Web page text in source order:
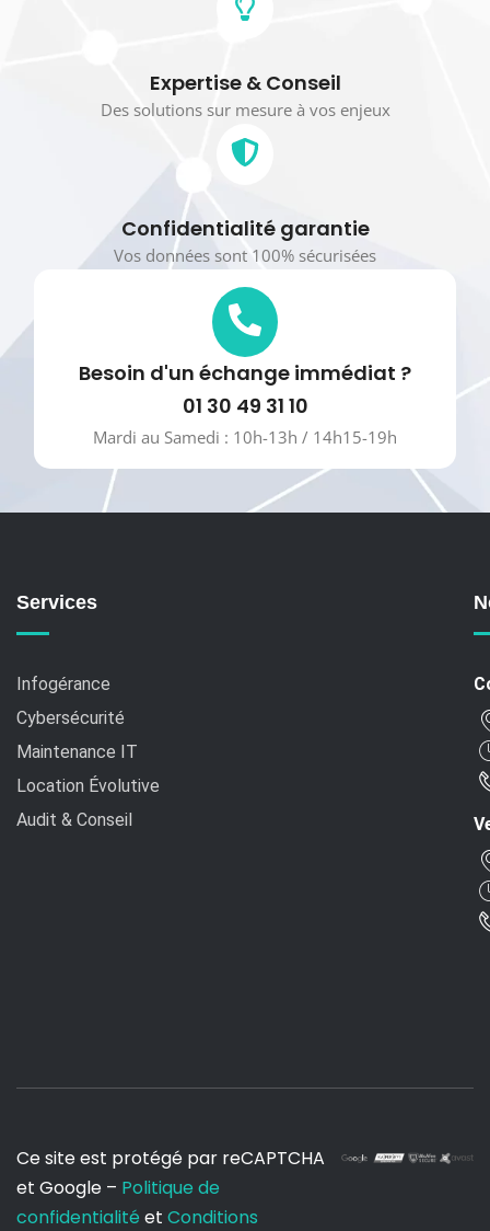
Expertise & Conseil
Des solutions sur mesure à vos enjeux
Confidentialité garantie
Vos données sont 100% sécurisées
Besoin d'un échange immédiat ?
01 30 49 31 10
Mardi au Samedi : 10h-13h / 14h15-19h
Services
Infogérance
Cybersécurité
Maintenance IT
Location Évolutive
Audit & Conseil
Ce site est protégé par reCAPTCHA
et Google – Politique de
confidentialité et Conditions